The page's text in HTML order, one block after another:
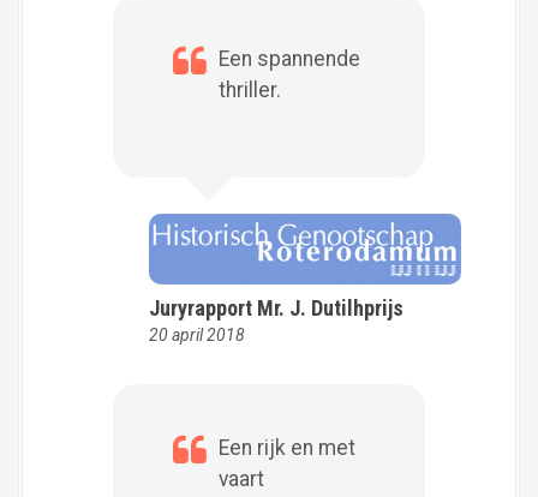
Een spannende
thriller.
Juryrapport Mr. J. Dutilhprijs
20 april 2018
Een rijk en met
vaart